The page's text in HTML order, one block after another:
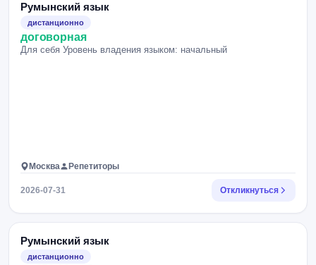
Румынский язык
дистанционно
договорная
Для себя Уровень владения языком: начальный
Москва Репетиторы
2026-07-31 Откликнуться
Румынский язык
дистанционно